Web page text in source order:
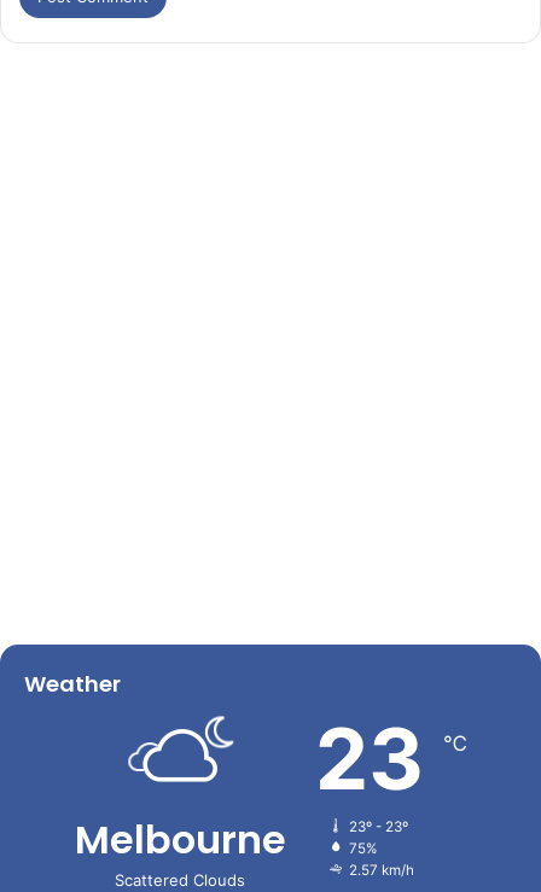
Weather
Melbourne
Scattered Clouds
23 ℃
23º - 23º
75%
2.57 km/h